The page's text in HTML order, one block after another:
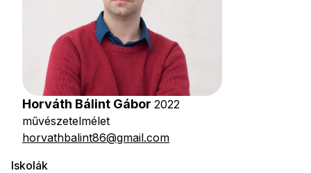
Horváth Bálint Gábor 2022
művészetelmélet
horvathbalint86@gmail.com
Iskolák